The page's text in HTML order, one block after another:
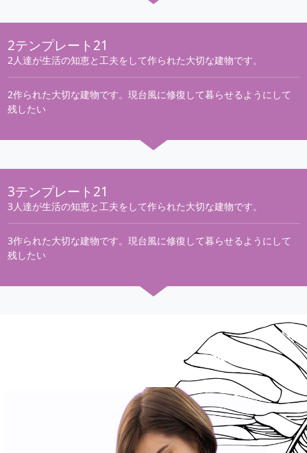
2テンプレート21
2人達が生活の知恵と工夫をして作られた大切な建物です。
2作られた大切な建物です。現台風に修復して暮らせるようにして
残したい
3テンプレート21
3人達が生活の知恵と工夫をして作られた大切な建物です。
3作られた大切な建物です。現台風に修復して暮らせるようにして
残したい